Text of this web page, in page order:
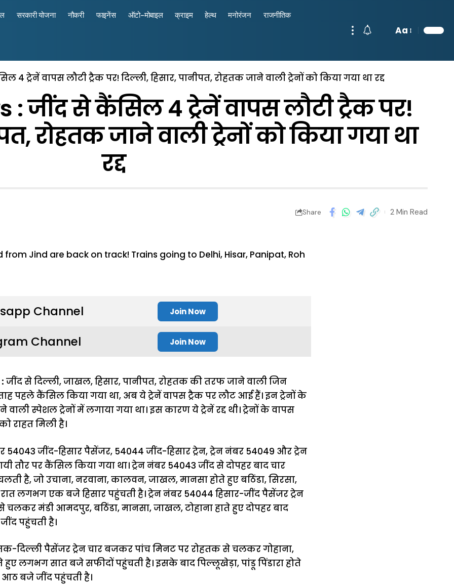
सरकारी योजना नौकरी फाइनेंस ऑटो-मोबाइल क्राइम हेल्थ मनोरंजन राजनीतिक
Aa
4 ट्रेनें वापस लौटी ट्रैक पर! दिल्ली, हिसार, पानीपत, रोहतक जाने वाली ट्रेनों को किया गया था रद्द
जींद से कैंसिल 4 ट्रेनें वापस लौटी ट्रैक पर!
रोहतक जाने वाली ट्रेनों को किया गया था
रद्द
Share 2 Min Read
Channel Join Now
Channel Join Now
जींद से दिल्ली, जाखल, हिसार, पानीपत, रोहतक की तरफ जाने वाली जिन
पहले कैंसिल किया गया था, अब ये ट्रेनें वापस ट्रैक पर लौट आई हैं। इन ट्रेनों के
स्पेशल ट्रेनों में लगाया गया था। इस कारण ये ट्रेनें रद्द थी। ट्रेनों के वापस
राहत मिली है।
54043 जींद-हिसार पैसेंजर, 54044 जींद-हिसार ट्रेन, ट्रेन नंबर 54049 और ट्रेन
तौर पर कैंसिल किया गया था। ट्रेन नंबर 54043 जींद से दोपहर बाद चार
है, जो उचाना, नरवाना, कालवन, जाखल, मानसा होते हुए बठिंडा, सिरसा,
लगभग एक बजे हिसार पहुंचती है। ट्रेन नंबर 54044 हिसार-जींद पैसेंजर ट्रेन
चलकर मंडी आमदपुर, बठिंडा, मानसा, जाखल, टोहाना हाते हुए दोपहर बाद
पहुंचती है।
दिल्ली पैसेंजर ट्रेन चार बजकर पांच मिनट पर रोहतक से चलकर गोहाना,
हुए लगभग सात बजे सफीदों पहुंचती है। इसके बाद पिल्लूखेड़ा, पांडू पिंडारा होते
बजे जींद पहुंचती है।